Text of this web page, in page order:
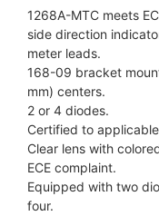
1268A-MTC meets
side direction
meter leads.
168-09 bracket
mm) centers.
2 or 4 diodes.
Certified to
Clear lens with
ECE complaint.
Equipped with two
four.